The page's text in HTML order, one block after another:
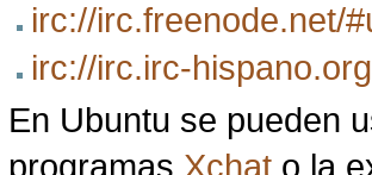
irc://irc.freenode.net/
irc://irc.irc-
En Ubuntu se pueden
programas Xchat o la